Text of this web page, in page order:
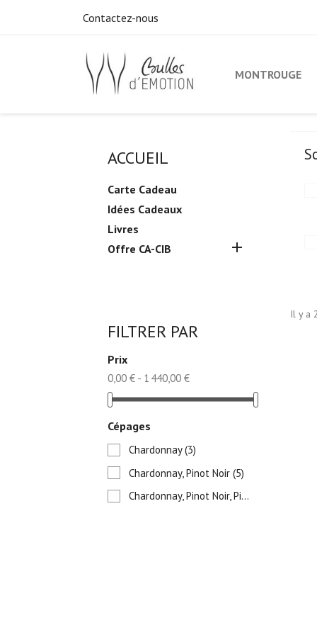
Contactez-nous
MONTROUGE
ACCUEIL
Carte Cadeau
Idées Cadeaux
Livres
Offre CA-CIB

FILTRER PAR
Prix
0,00 € - 1 440,00 €
Cépages
Chardonnay(3)
Chardonnay, Pinot Noir (5)
Chardonnay, Pinot Noir, Pinot Meunier
Il y a